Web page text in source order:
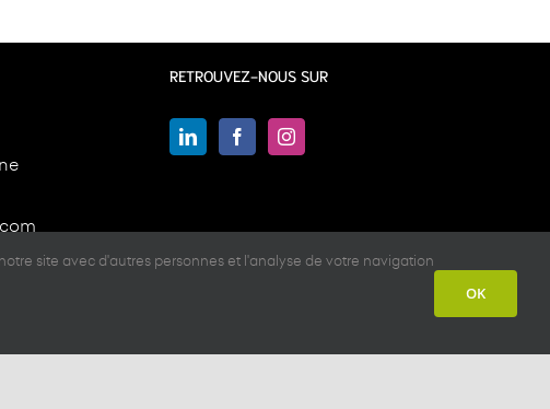
RETROUVEZ-NOUS SUR
site avec d'autres personnes et l'analyse de votre navigation
OK